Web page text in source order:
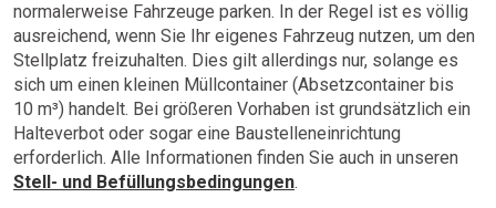
normalerweise Fahrzeuge parken. In der Regel ist es völlig
ausreichend, wenn Sie Ihr eigenes Fahrzeug nutzen, um den
Stellplatz freizuhalten. Dies gilt allerdings nur, solange es
sich um einen kleinen Müllcontainer (Absetzcontainer bis
10 m³) handelt. Bei größeren Vorhaben ist grundsätzlich ein
Halteverbot oder sogar eine Baustelleneinrichtung
erforderlich. Alle Informationen finden Sie auch in unseren
Stell- und Befüllungsbedingungen.